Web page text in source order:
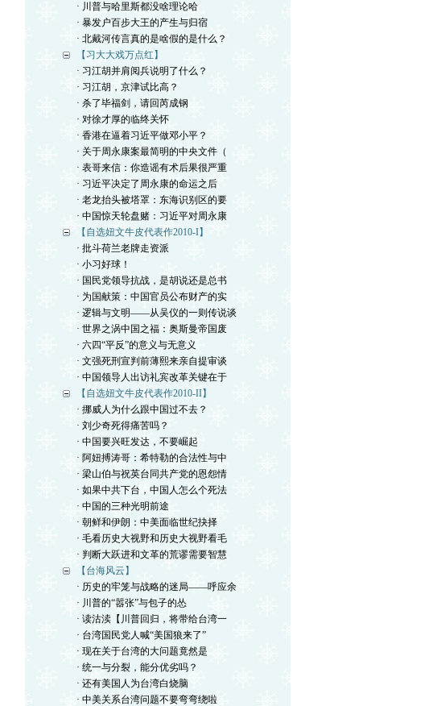
· 川普与哈里斯都没啥理论哈
· 暴发户百步大王的产生与归宿
· 北戴河传言真的是啥假的是什么？
【习大大戏万点红】
· 习江胡并肩阅兵说明了什么？
· 习江胡，京津试比高？
· 杀了毕福剑，请回芮成钢
· 对徐才厚的临终关怀
· 香港在逼着习近平做邓小平？
· 关于周永康案最简明的中央文件（
· 表哥来信：你造谣有术后果很严重
· 习近平决定了周永康的命运之后
· 老龙抬头被塔罩：东海识别区的要
· 中国惊天轮盘赌：习近平对周永康
【自选妞文牛皮代表作2010-I】
· 批斗荷兰老牌走资派
· 小习好球！
· 国民党领导抗战，是胡说还是总书
· 为国献策：中国官员公布财产的实
· 逻辑与文明——从吴仪的一则传说谈
· 世界之涡中国之福：奥斯曼帝国废
· 六四“平反”的意义与无意义
· 文强死刑宣判前薄熙来亲自提审谈
· 中国领导人出访礼宾改革关键在于
【自选妞文牛皮代表作2010-II】
· 挪威人为什么跟中国过不去？
· 刘少奇死得痛苦吗？
· 中国要兴旺发达，不要崛起
· 阿妞搏涛哥：希特勒的合法性与中
· 梁山伯与祝英台同共产党的恩怨情
· 如果中共下台，中国人怎么个死法
· 中国的三种光明前途
· 朝鲜和伊朗：中美面临世纪抉择
· 毛看历史大视野和历史大视野看毛
· 判断大跃进和文革的荒谬需要智慧
【台海风云】
· 历史的牢笼与战略的迷局——呼应余
· 川普的“嚣张”与包子的怂
· 读沽渎【川普回归，将带给台湾一
· 台湾国民党人喊“美国狼来了”
· 现在关于台湾的大问题竟然是
· 统一与分裂，能分优劣吗？
· 还有美国人为台湾白烧脑
· 中美关系台湾问题不要弯弯绕啦